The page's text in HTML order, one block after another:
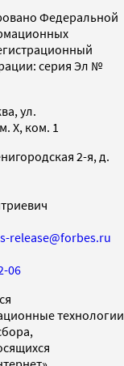
Федеральной
серия Эл №
ул.
X, ком. 1
2-я, д.
release@forbes.ru
06
технологии